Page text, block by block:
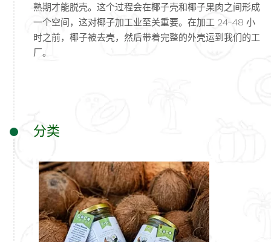
熟期才能脱壳。这个过程会在椰子壳和椰子果肉之间形成
一个空间，这对椰子加工业至关重要。在加工 24-48 小
时之前，椰子被去壳，然后带着完整的外壳运到我们的工
厂。
分类